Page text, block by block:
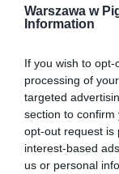
Warszawa w
Information
If you wish to
processing of
targeted
section to
opt-out request is
interest-based
us or personal